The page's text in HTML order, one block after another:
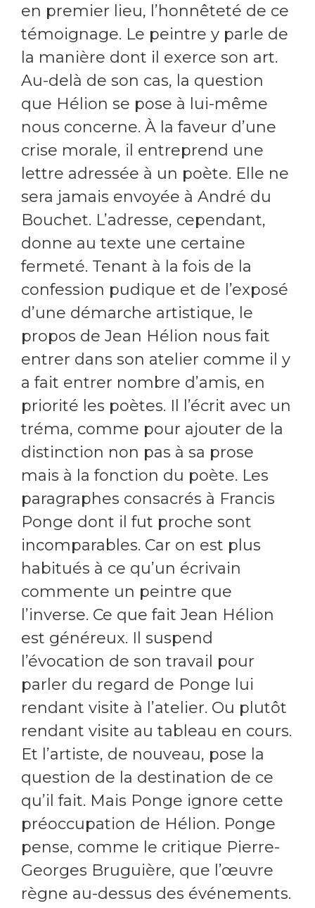
en premier lieu, l’honnêteté de ce
témoignage. Le peintre y parle de
la manière dont il exerce son art.
Au-delà de son cas, la question
que Hélion se pose à lui-même
nous concerne. À la faveur d’une
crise morale, il entreprend une
lettre adressée à un poète. Elle ne
sera jamais envoyée à André du
Bouchet. L’adresse, cependant,
donne au texte une certaine
fermeté. Tenant à la fois de la
confession pudique et de l’exposé
d’une démarche artistique, le
propos de Jean Hélion nous fait
entrer dans son atelier comme il y
a fait entrer nombre d’amis, en
priorité les poètes. Il l’écrit avec un
tréma, comme pour ajouter de la
distinction non pas à sa prose
mais à la fonction du poète. Les
paragraphes consacrés à Francis
Ponge dont il fut proche sont
incomparables. Car on est plus
habitués à ce qu’un écrivain
commente un peintre que
l’inverse. Ce que fait Jean Hélion
est généreux. Il suspend
l’évocation de son travail pour
parler du regard de Ponge lui
rendant visite à l’atelier. Ou plutôt
rendant visite au tableau en cours.
Et l’artiste, de nouveau, pose la
question de la destination de ce
qu’il fait. Mais Ponge ignore cette
préoccupation de Hélion. Ponge
pense, comme le critique Pierre-
Georges Bruguière, que l’œuvre
règne au-dessus des événements.